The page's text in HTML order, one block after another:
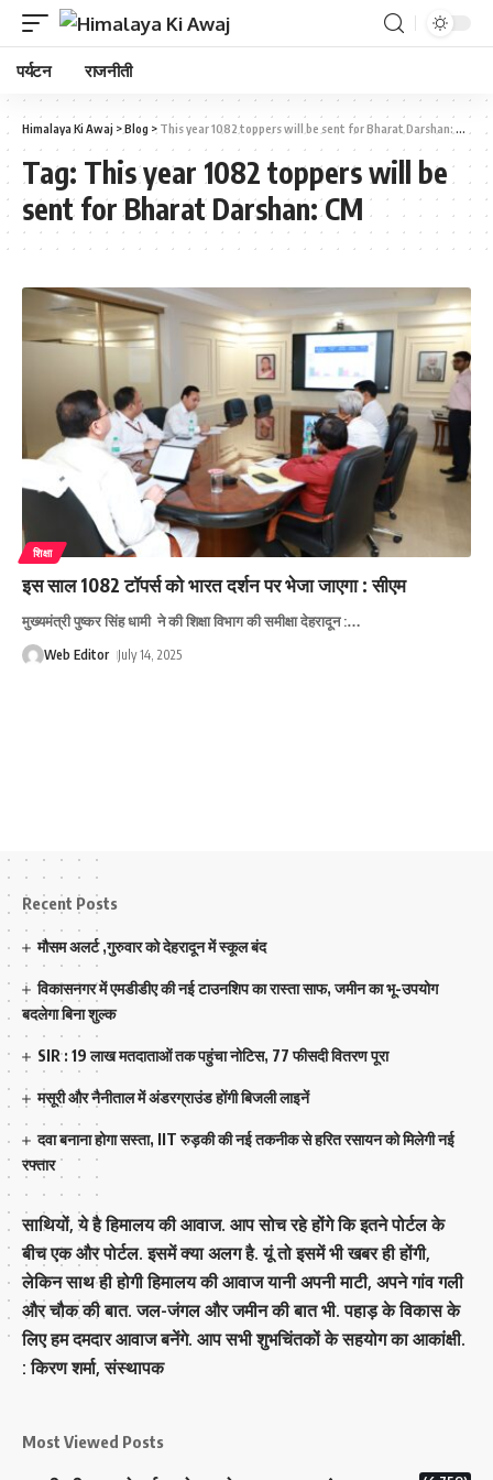
पर्यटन राजनीती
Himalaya Ki Awaj >Blog > This year 1082 toppers will be sent for Bharat Darshan: CM
Tag: This year 1082 toppers will be
sent for Bharat Darshan: CM
शिक्षा
इस साल 1082 टॉपर्स को भारत दर्शन पर भेजा जाएगा : सीएम
मुख्यमंत्री पुष्‍कर सिंह धामी ने की शिक्षा विभाग की समीक्षा देहरादून :…
Web Editor July 14, 2025
Recent Posts
मौसम अलर्ट ,गुरुवार को देहरादून में स्कूल बंद
विकासनगर में एमडीडीए की नई टाउनशिप का रास्ता साफ, जमीन का भू-उपयोग
बदलेगा बिना शुल्क
SIR : 19 लाख मतदाताओं तक पहुंचा नोटिस, 77 फीसदी वितरण पूरा
मसूरी और नैनीताल में अंडरग्राउंड होंगी बिजली लाइनें
दवा बनाना होगा सस्ता, IIT रुड़की की नई तकनीक से हरित रसायन को मिलेगी नई
रफ्तार
साथियों, ये है हिमालय की आवाज. आप सोच रहे होंगे कि इतने पोर्टल के
बीच एक और पोर्टल. इसमें क्या अलग है. यूं तो इसमें भी खबर ही होंगी,
लेकिन साथ ही होगी हिमालय की आवाज यानी अपनी माटी, अपने गांव गली
और चौक की बात. जल-जंगल और जमीन की बात भी. पहाड़ के विकास के
लिए हम दमदार आवाज बनेंगे. आप सभी शुभचिंतकों के सहयोग का आकांक्षी.
: किरण शर्मा, संस्‍थापक
Most Viewed Posts